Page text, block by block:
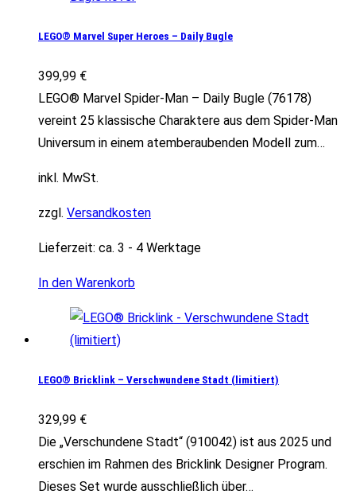
LEGO® Marvel Super Heroes – Daily Bugle
399,99 €
LEGO® Marvel Spider-Man – Daily Bugle (76178)
vereint 25 klassische Charaktere aus dem Spider-Man
Universum in einem atemberaubenden Modell zum…
inkl. MwSt.
zzgl. Versandkosten
Lieferzeit: ca. 3 - 4 Werktage
In den Warenkorb
LEGO® Bricklink – Verschwundene Stadt (limitiert)
329,99 €
Die „Verschundene Stadt“ (910042) ist aus 2025 und
erschien im Rahmen des Bricklink Designer Program.
Dieses Set wurde ausschließlich über…